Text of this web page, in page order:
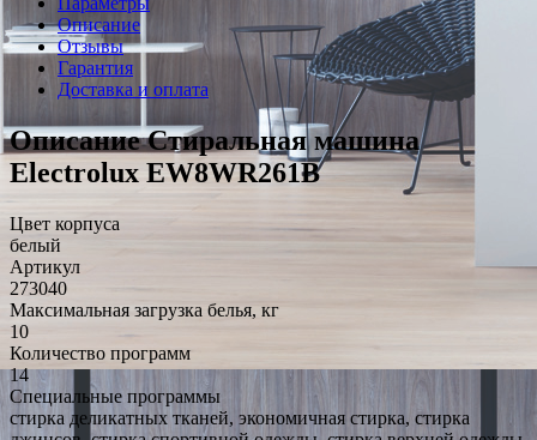
Описание
Отзывы
Гарантия
Доставка и оплата
Описание Стиральная машина
Electrolux EW8WR261B
Цвет корпуса
белый
Артикул
273040
Максимальная загрузка белья, кг
10
Количество программ
14
Специальные программы
стирка деликатных тканей, экономичная стирка, стирка